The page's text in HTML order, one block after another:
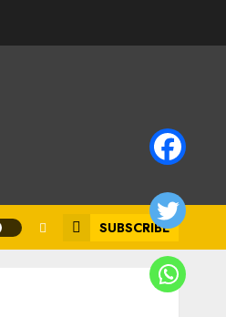
SUBSCRIBE